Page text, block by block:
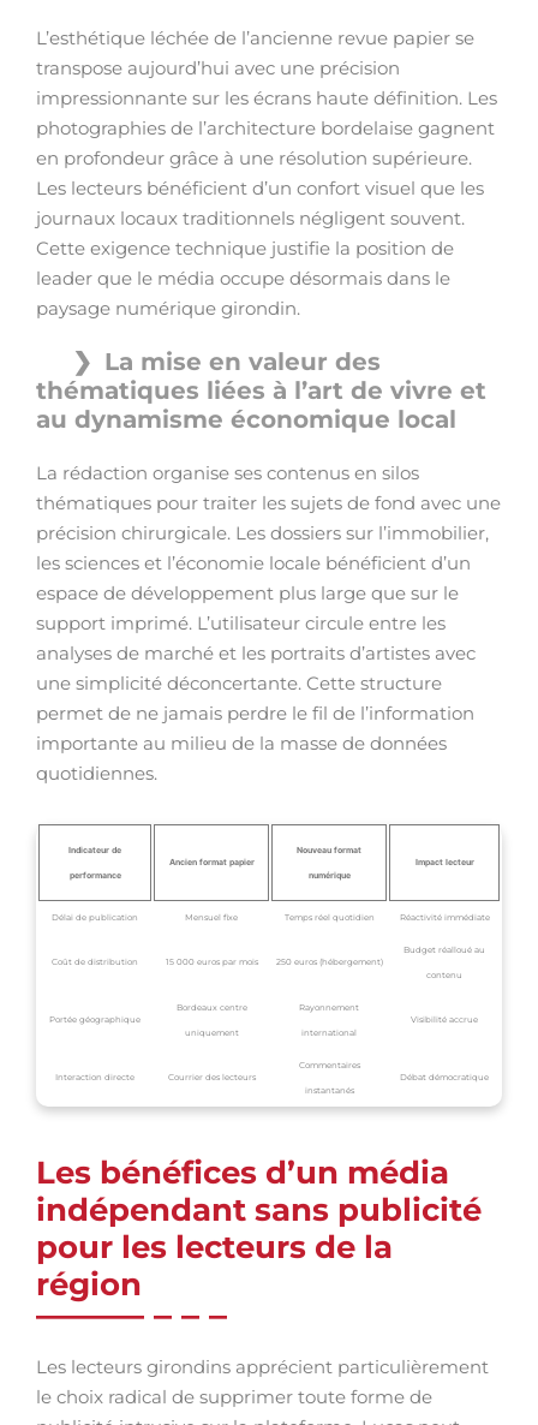
L’esthétique léchée de l’ancienne revue papier se
transpose aujourd’hui avec une précision
impressionnante sur les écrans haute définition. Les
photographies de l’architecture bordelaise gagnent
en profondeur grâce à une résolution supérieure.
Les lecteurs bénéficient d’un confort visuel que les
journaux locaux traditionnels négligent souvent.
Cette exigence technique justifie la position de
leader que le média occupe désormais dans le
paysage numérique girondin.
La mise en valeur des
thématiques liées à l’art de vivre et
au dynamisme économique local
La rédaction organise ses contenus en silos
thématiques pour traiter les sujets de fond avec une
précision chirurgicale. Les dossiers sur l’immobilier,
les sciences et l’économie locale bénéficient d’un
espace de développement plus large que sur le
support imprimé. L’utilisateur circule entre les
analyses de marché et les portraits d’artistes avec
une simplicité déconcertante. Cette structure
permet de ne jamais perdre le fil de l’information
importante au milieu de la masse de données
quotidiennes.
Indicateur de
performance
Ancien format papier
Nouveau format
numérique
Impact lecteur
Délai de publication Mensuel fixe Temps réel quotidien Réactivité immédiate
Coût de distribution 15 000 euros par mois 250 euros (hébergement)
Budget réalloué au
contenu
Portée géographique
Bordeaux centre
uniquement
Rayonnement
international
Visibilité accrue
Interaction directe Courrier des lecteurs
Commentaires
instantanés
Débat démocratique
Les bénéfices d’un média
indépendant sans publicité
pour les lecteurs de la
région
Les lecteurs girondins apprécient particulièrement
le choix radical de supprimer toute forme de